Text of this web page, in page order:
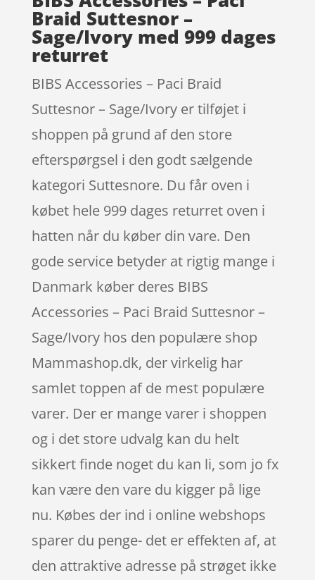
Braid Suttesnor –
Sage/Ivory med 999 dages
returret
BIBS Accessories – Paci Braid
Suttesnor – Sage/Ivory er tilføjet i
shoppen på grund af den store
efterspørgsel i den godt sælgende
kategori Suttesnore. Du får oven i
købet hele 999 dages returret oven i
hatten når du køber din vare. Den
gode service betyder at rigtig mange i
Danmark køber deres BIBS
Accessories – Paci Braid Suttesnor –
Sage/Ivory hos den populære shop
Mammashop.dk, der virkelig har
samlet toppen af de mest populære
varer. Der er mange varer i shoppen
og i det store udvalg kan du helt
sikkert finde noget du kan li, som jo fx
kan være den vare du kigger på lige
nu. Købes der ind i online webshops
sparer du penge- det er effekten af, at
den attraktive adresse på strøget ikke